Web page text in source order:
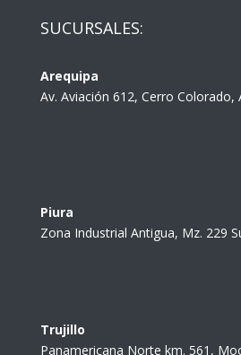
SUCURSALES:
Arequipa
Av. Aviación 612, Cerro Colorado,
Piura
Zona Industrial Antigua, Mz. 229
Trujillo
Panamericana Norte km. 561,